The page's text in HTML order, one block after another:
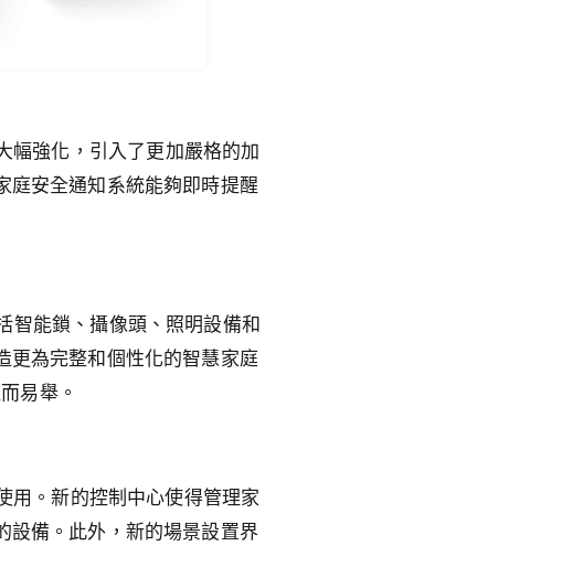
幅強化，引入了更加嚴格的加
庭安全通知系統能夠即時提醒
智能鎖、攝像頭、照明設備和
更為完整和個性化的智慧家庭
易舉。
用。新的控制中心使得管理家
設備。此外，新的場景設置界